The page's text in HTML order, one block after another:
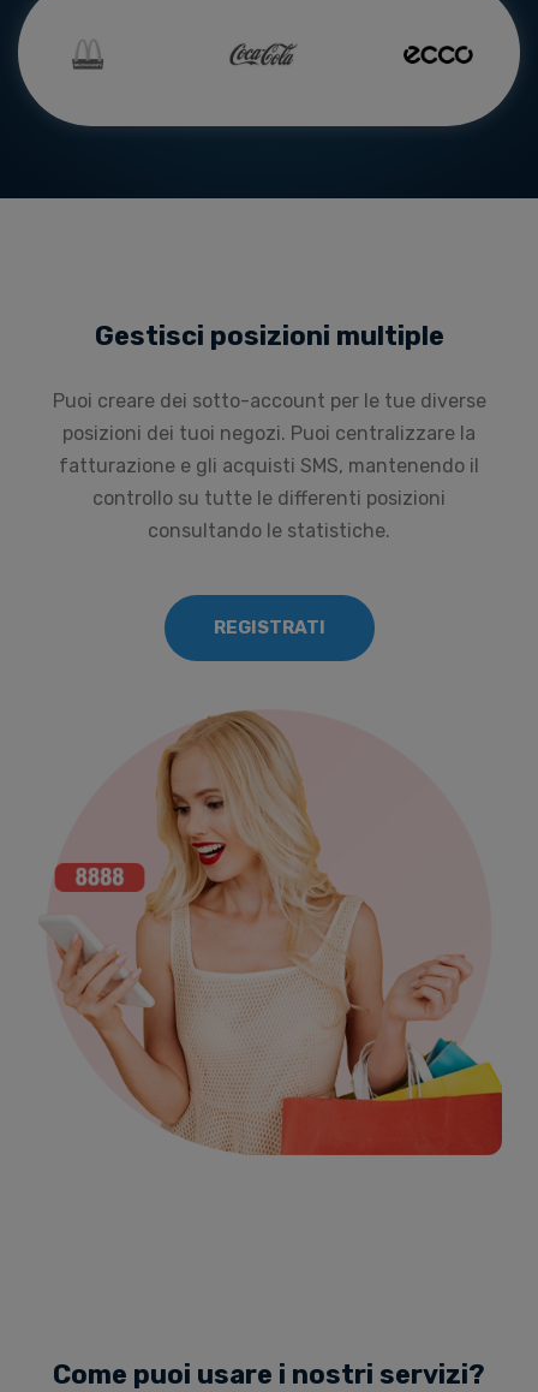
Gestisci posizioni multiple
Puoi creare dei sotto-account per le tue diverse
posizioni dei tuoi negozi. Puoi centralizzare la
fatturazione e gli acquisti SMS, mantenendo il
controllo su tutte le differenti posizioni
consultando le statistiche.
REGISTRATI
Come puoi usare i nostri servizi?